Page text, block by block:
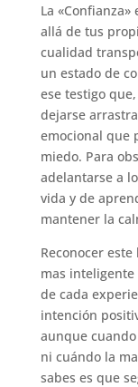
La
allá de tus
cualidad
un estado de
ese testigo
dejarse
emocional que
miedo. Para
adelantarse a
vida y de
mantener la
Reconocer
mas
de cada
intención
aunque
ni cuándo la
sabes es que